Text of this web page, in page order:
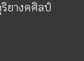
ยางคศิลป์